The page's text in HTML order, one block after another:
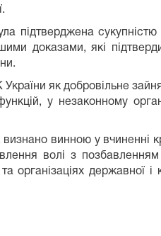
підтверджена
доказами, які
як добровільне
у незаконному
винною у
волі з
організаціях державної